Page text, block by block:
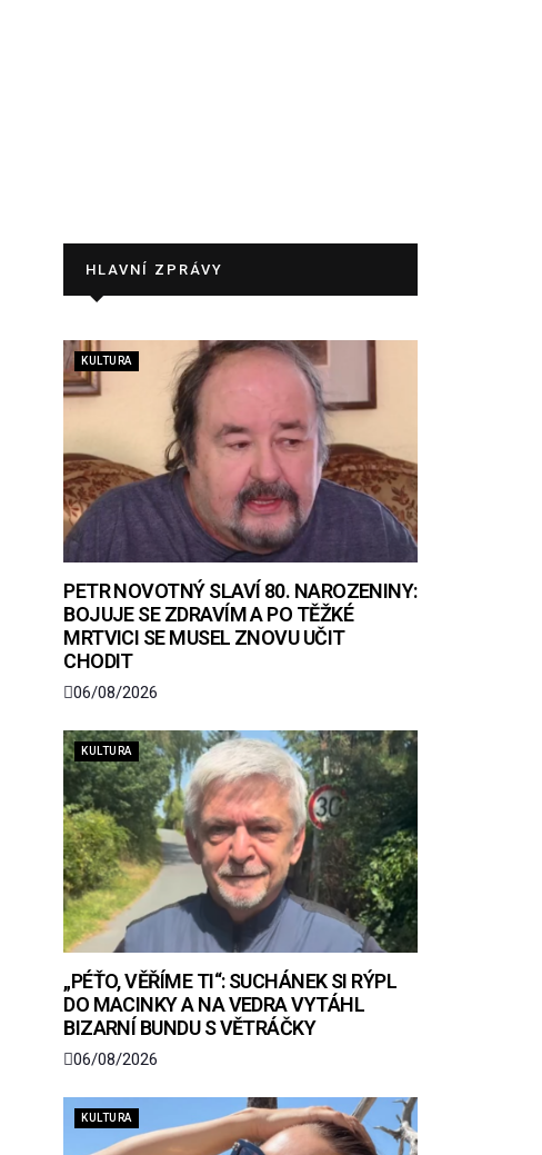
HLAVNÍ ZPRÁVY
KULTURA
PETR NOVOTNÝ SLAVÍ 80. NAROZENINY:
BOJUJE SE ZDRAVÍM A PO TĚŽKÉ
MRTVICI SE MUSEL ZNOVU UČIT
CHODIT
06/08/2026
KULTURA
„PÉŤO, VĚŘÍME TI“: SUCHÁNEK SI RÝPL
DO MACINKY A NA VEDRA VYTÁHL
BIZARNÍ BUNDU S VĚTRÁČKY
06/08/2026
KULTURA